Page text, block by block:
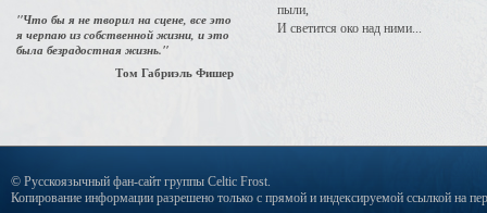
"Что бы я не творил на сцене, все это
я черпаю из собственной жизни, и это
была безрадостная жизнь."
Том Габриэль Фишер
пыли,
И светится око над ними...
© Русскоязычный фан-сайт группы Celtic Frost.
Копирование информации разрешено только с прямой и индексируемой ссылкой на